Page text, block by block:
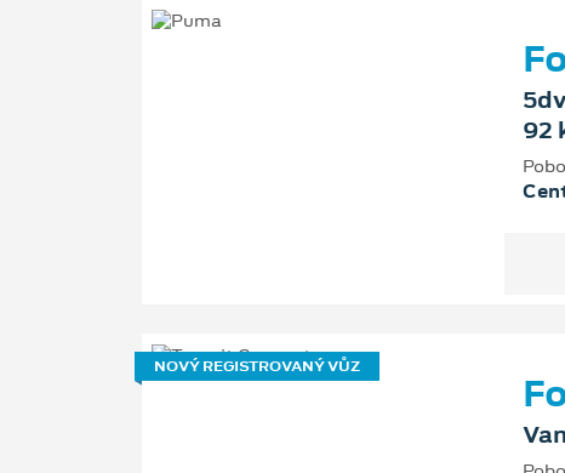
92
NOVÝ REGISTROVANÝ VŮZ